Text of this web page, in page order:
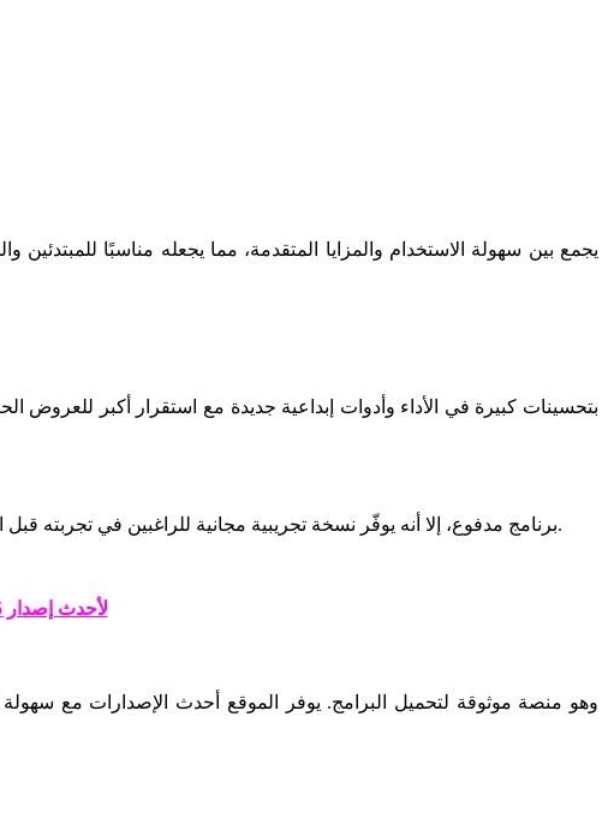
على الرغم من أن Resolume Arena برنامج مدفوع، إلا أنه يوفّر نسخة تجريبية مجانية للراغبين في تجربته قبل الشراء. تتضمن النسخة التجريبية معظم مزايا النسخة الكاملة مع وجود علامة مائية على العرض.
تنزيل DISMTools لأحدث إصدار 2025